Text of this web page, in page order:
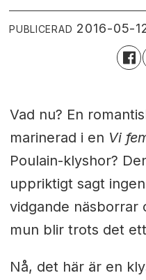
PUBLICERAD 2016-05-
Vad nu? En
marinerad i en Vi
Poulain-klyshor?
uppriktigt sagt
vidgande näsborrar
mun blir trots det
Nå, det här är en